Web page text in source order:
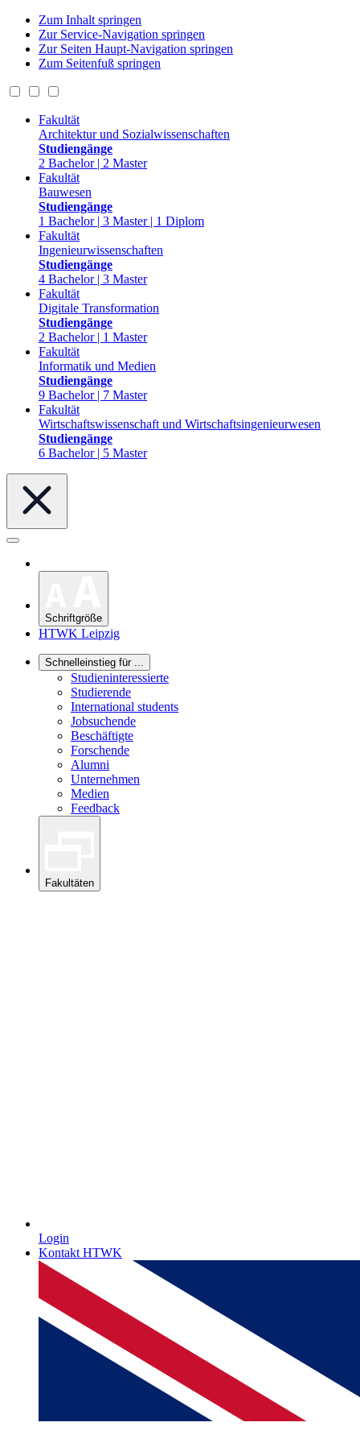
Zum Inhalt springen
Zur Service-Navigation springen
Zur Seiten Haupt-Navigation springen
Zum Seitenfuß springen
Fakultät
Architektur und Sozialwissenschaften
Studiengänge
2 Bachelor | 2 Master
Fakultät
Bauwesen
Studiengänge
1 Bachelor | 3 Master | 1 Diplom
Fakultät
Ingenieurwissenschaften
Studiengänge
4 Bachelor | 3 Master
Fakultät
Digitale Transformation
Studiengänge
2 Bachelor | 1 Master
Fakultät
Informatik und Medien
Studiengänge
9 Bachelor | 7 Master
Fakultät
Wirtschaftswissenschaft und Wirtschaftsingenieurwesen
Studiengänge
6 Bachelor | 5 Master
Schriftgröße
HTWK Leipzig
Schnelleinstieg für ...
Studieninteressierte
Studierende
International students
Jobsuchende
Beschäftigte
Forschende
Alumni
Unternehmen
Medien
Feedback
Fakultäten
Login
Kontakt HTWK